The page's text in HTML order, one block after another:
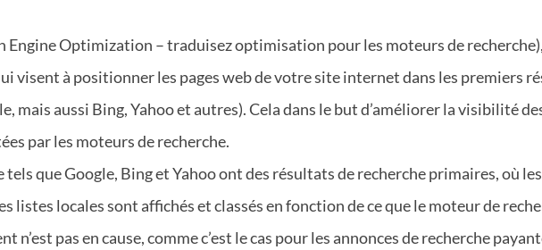
Engine Optimization – traduisez optimisation pour les moteurs de
visent à positionner les pages web de votre site internet dans les premiers
mais aussi Bing, Yahoo et autres). Cela dans le but d’améliorer la visibilité
par les moteurs de recherche.
que Google, Bing et Yahoo ont des résultats de recherche primaires, où
listes locales sont affichés et classés en fonction de ce que le moteur de
pas en cause, comme c’est le cas pour les annonces de recherche